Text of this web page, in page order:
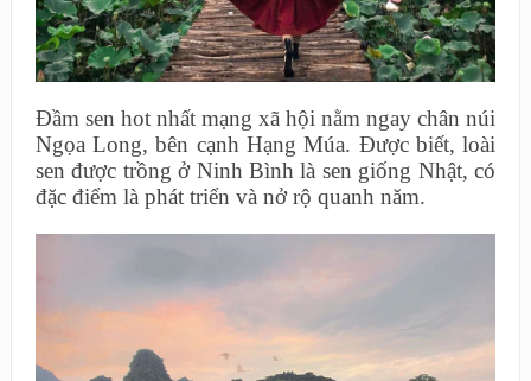
Đầm sen hot nhất mạng xã hội nằm ngay chân núi
Ngọa Long, bên cạnh Hạng Múa. Được biết, loài
sen được trồng ở Ninh Bình là sen giống Nhật, có
đặc điểm là phát triển và nở rộ quanh năm.